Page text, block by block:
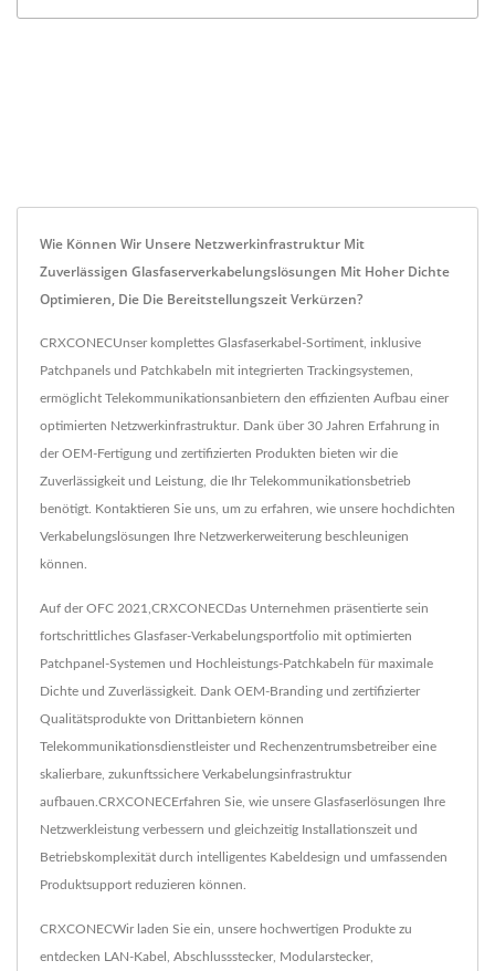
Wie Können Wir Unsere Netzwerkinfrastruktur Mit
Zuverlässigen Glasfaserverkabelungslösungen Mit Hoher Dichte
Optimieren, Die Die Bereitstellungszeit Verkürzen?
CRXCONECUnser komplettes Glasfaserkabel-Sortiment, inklusive
Patchpanels und Patchkabeln mit integrierten Trackingsystemen,
ermöglicht Telekommunikationsanbietern den effizienten Aufbau einer
optimierten Netzwerkinfrastruktur. Dank über 30 Jahren Erfahrung in
der OEM-Fertigung und zertifizierten Produkten bieten wir die
Zuverlässigkeit und Leistung, die Ihr Telekommunikationsbetrieb
benötigt. Kontaktieren Sie uns, um zu erfahren, wie unsere hochdichten
Verkabelungslösungen Ihre Netzwerkerweiterung beschleunigen
können.
Auf der OFC 2021,CRXCONECDas Unternehmen präsentierte sein
fortschrittliches Glasfaser-Verkabelungsportfolio mit optimierten
Patchpanel-Systemen und Hochleistungs-Patchkabeln für maximale
Dichte und Zuverlässigkeit. Dank OEM-Branding und zertifizierter
Qualitätsprodukte von Drittanbietern können
Telekommunikationsdienstleister und Rechenzentrumsbetreiber eine
skalierbare, zukunftssichere Verkabelungsinfrastruktur
aufbauen.CRXCONECErfahren Sie, wie unsere Glasfaserlösungen Ihre
Netzwerkleistung verbessern und gleichzeitig Installationszeit und
Betriebskomplexität durch intelligentes Kabeldesign und umfassenden
Produktsupport reduzieren können.
CRXCONECWir laden Sie ein, unsere hochwertigen Produkte zu
entdecken LAN-Kabel Abschlussstecker, Modularstecker,